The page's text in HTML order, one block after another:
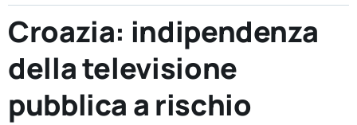
Croazia: indipendenza
della televisione
pubblica a rischio